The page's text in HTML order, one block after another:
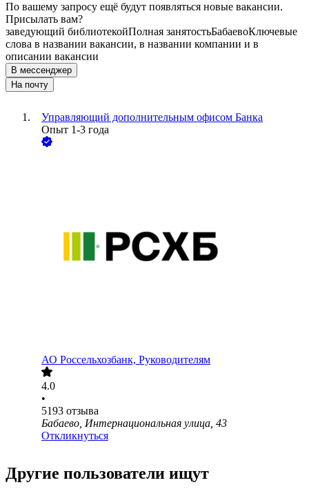
По вашему запросу ещё будут появляться новые вакансии.
Присылать вам?
заведующий библиотекойПолная занятостьБабаевоКлючевые
слова в названии вакансии, в названии компании и в
описании вакансии
В мессенджер
На почту
Управляющий дополнительным офисом Банка
Опыт 1-3 года
АО Россельхозбанк, Руководителям
4.0
•
5193 отзыва
Бабаево, Интернациональная улица, 43
Откликнуться
Другие пользователи ищут